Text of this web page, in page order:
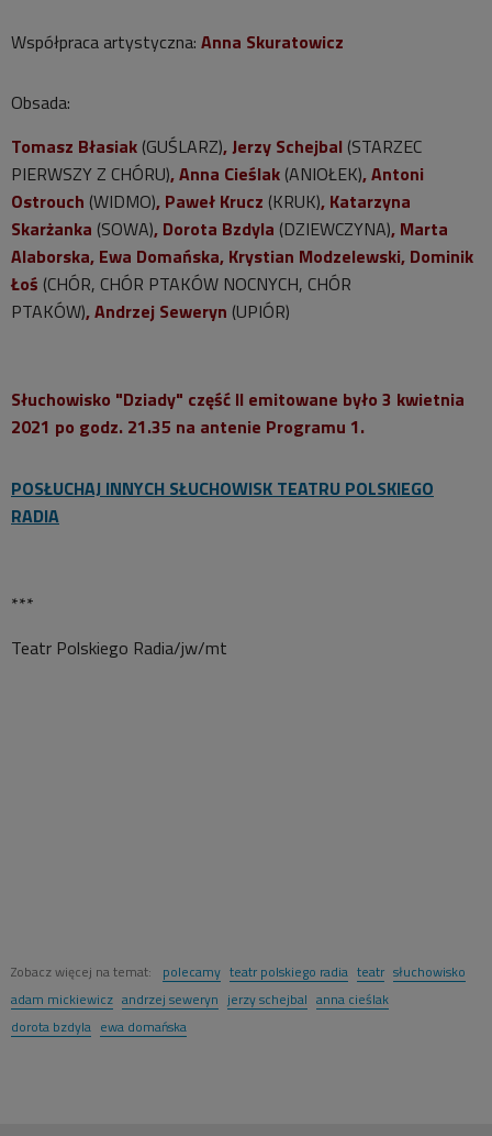
Współpraca artystyczna: Anna Skuratowicz
Obsada:
Tomasz Błasiak (GUŚLARZ),Jerzy Schejbal (STARZEC
PIERWSZY Z CHÓRU),Anna Cieślak (ANIOŁEK),Antoni
Ostrouch (WIDMO), Paweł Krucz (KRUK), Katarzyna
Skarżanka (SOWA), Dorota Bzdyla (DZIEWCZYNA), Marta
Alaborska, Ewa Domańska, Krystian Modzelewski, Dominik
Łoś (CHÓR, CHÓR PTAKÓW NOCNYCH, CHÓR
PTAKÓW),Andrzej Seweryn (UPIÓR)
Słuchowisko "Dziady" część II emitowane było 3 kwietnia
2021 po godz. 21.35 na antenie Programu 1.
POSŁUCHAJ INNYCH SŁUCHOWISK TEATRU POLSKIEGO
RADIA
***
Teatr Polskiego Radia/jw/mt
Zobacz więcej na temat: polecamy teatr polskiego radia teatr słuchowisko
adam mickiewicz andrzej seweryn jerzy schejbal anna cieślak
dorota bzdyla ewa domańska